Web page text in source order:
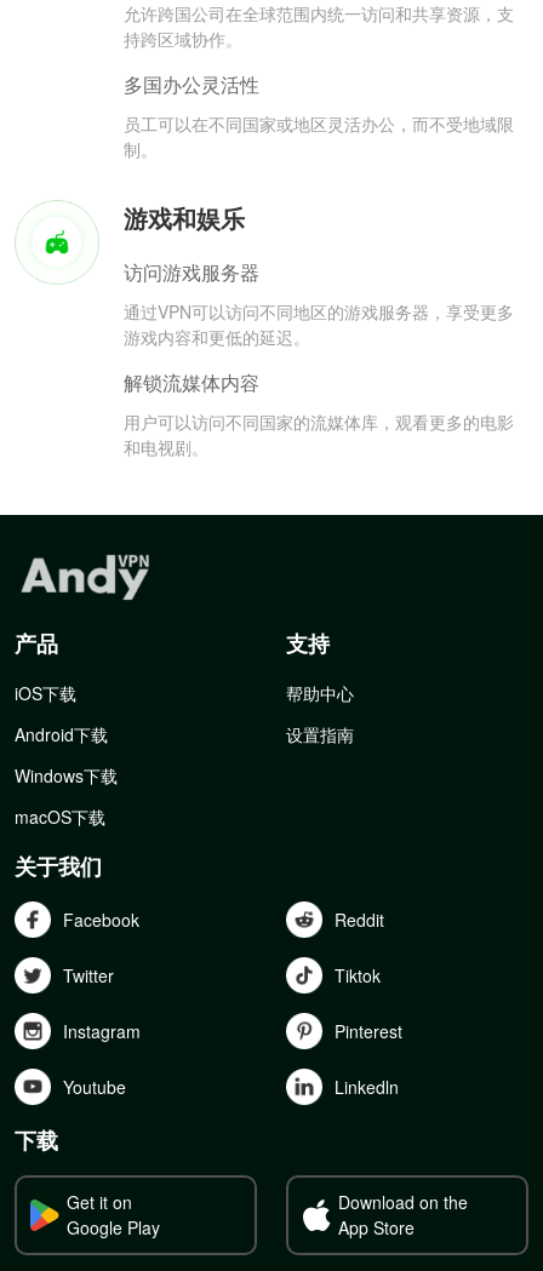
允许跨国公司在全球范围内统一访问和共享资源，支
持跨区域协作。
多国办公灵活性
员工可以在不同国家或地区灵活办公，而不受地域限
制。
游戏和娱乐
访问游戏服务器
通过VPN可以访问不同地区的游戏服务器，享受更多
游戏内容和更低的延迟。
解锁流媒体内容
用户可以访问不同国家的流媒体库，观看更多的电影
和电视剧。
产品
iOS下载
Android下载
Windows下载
macOS下载
支持
帮助中心
设置指南
关于我们
Facebook Reddit
Twitter Tiktok
Instagram Pinterest
Youtube Linkedln
下载
Get it on
Google Play
Download on the
App Store